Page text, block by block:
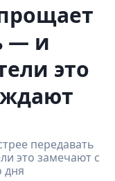
— и
это
передавать
это замечают с
дня